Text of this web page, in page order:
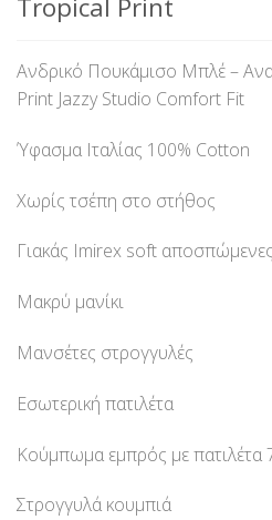
Tropical Print
Ανδρικό Πουκάμισο Μπλέ –
Print Jazzy Studio Comfort Fit
Ύφασμα Ιταλίας 100% Cotton
Χωρίς τσέπη στο στήθος
Γιακάς Imirex soft
Μακρύ μανίκι
Μανσέτες στρογγυλές
Εσωτερική πατιλέτα
Κούμπωμα εμπρός με πατιλέτα
Στρογγυλά κουμπιά